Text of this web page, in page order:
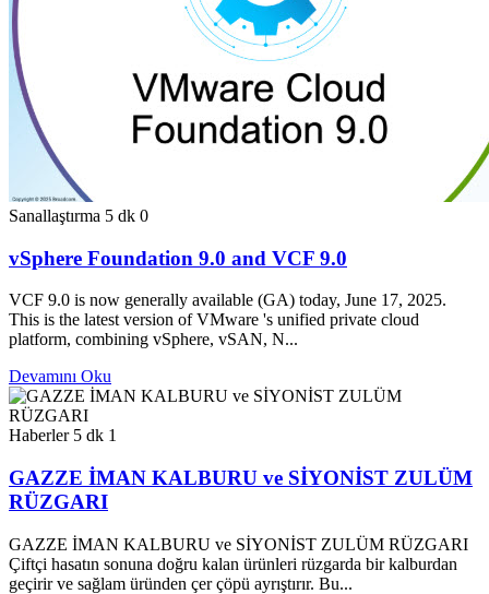
Sanallaştırma 5 dk 0
vSphere Foundation 9.0 and VCF 9.0
VCF 9.0 is now generally available (GA) today, June 17, 2025.
This is the latest version of VMware 's unified private cloud
platform, combining vSphere, vSAN, N...
Devamını Oku
Haberler 5 dk 1
GAZZE İMAN KALBURU ve SİYONİST ZULÜM
RÜZGARI
GAZZE İMAN KALBURU ve SİYONİST ZULÜM RÜZGARI
Çiftçi hasatın sonuna doğru kalan ürünleri rüzgarda bir kalburdan
geçirir ve sağlam üründen çer çöpü ayrıştırır. Bu...